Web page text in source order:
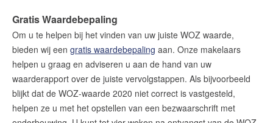
Gratis Waardebepaling
Om u te helpen bij het vinden van uw juiste WOZ waarde,
bieden wij een gratis waardebepaling aan. Onze makelaars
helpen u graag en adviseren u aan de hand van uw
waarderapport over de juiste vervolgstappen. Als bijvoorbeeld
blijkt dat de WOZ-waarde 2020 niet correct is vastgesteld,
helpen ze u met het opstellen van een bezwaarschrift met